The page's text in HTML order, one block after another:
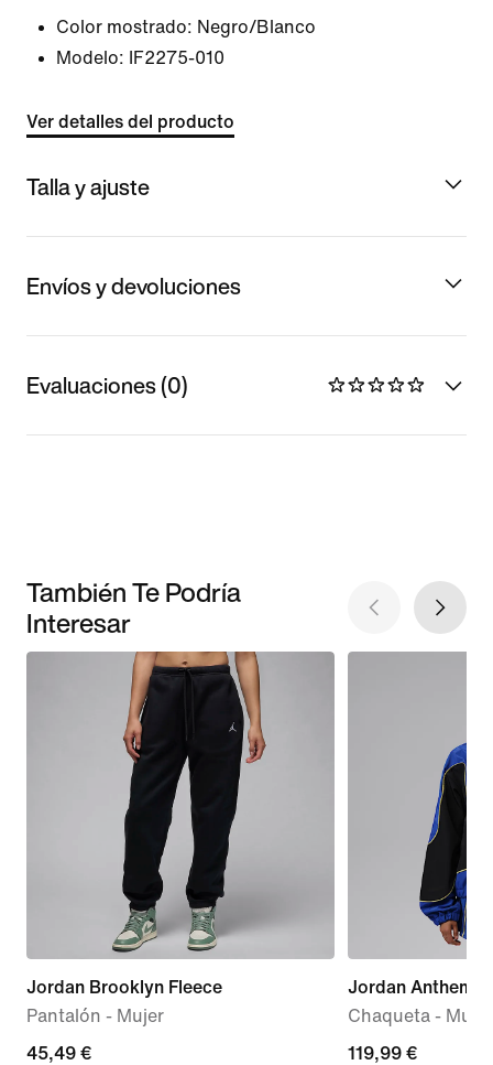
Color mostrado: Negro/Blanco
Modelo:
IF2275-010
Ver detalles del producto
Talla y ajuste
Envíos y devoluciones
Evaluaciones (0)
También Te Podría
Interesar
Jordan Brooklyn Fleece
Pantalón - Mujer
current
45,49 €
Jordan Anthem
Chaqueta - Mujer
119,99 €
119,99 €